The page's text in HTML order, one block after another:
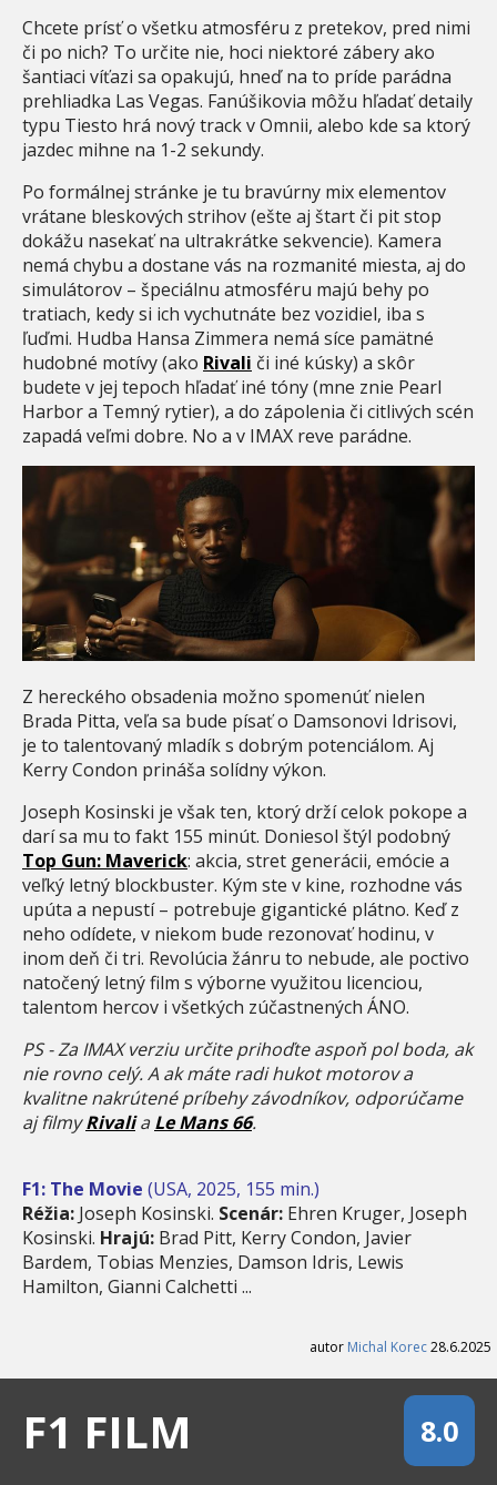
Chcete prísť o všetku atmosféru z pretekov, pred nimi
či po nich? To určite nie, hoci niektoré zábery ako
šantiaci víťazi sa opakujú, hneď na to príde parádna
prehliadka Las Vegas. Fanúšikovia môžu hľadať detaily
typu Tiesto hrá nový track v Omnii, alebo kde sa ktorý
jazdec mihne na 1-2 sekundy.
Po formálnej stránke je tu bravúrny mix elementov
vrátane bleskových strihov (ešte aj štart či pit stop
dokážu nasekať na ultrakrátke sekvencie). Kamera
nemá chybu a dostane vás na rozmanité miesta, aj do
simulátorov – špeciálnu atmosféru majú behy po
tratiach, kedy si ich vychutnáte bez vozidiel, iba s
ľuďmi. Hudba Hansa Zimmera nemá síce pamätné
hudobné motívy (ako Rivali či iné kúsky) a skôr
budete v jej tepoch hľadať iné tóny (mne znie Pearl
Harbor a Temný rytier), a do zápolenia či citlivých scén
zapadá veľmi dobre. No a v IMAX reve parádne.
Z hereckého obsadenia možno spomenúť nielen
Brada Pitta, veľa sa bude písať o Damsonovi Idrisovi,
je to talentovaný mladík s dobrým potenciálom. Aj
Kerry Condon prináša solídny výkon.
Joseph Kosinski je však ten, ktorý drží celok pokope a
darí sa mu to fakt 155 minút. Doniesol štýl podobný
Top Gun: Maverick: akcia, stret generácii, emócie a
veľký letný blockbuster. Kým ste v kine, rozhodne vás
upúta a nepustí – potrebuje gigantické plátno. Keď z
neho odídete, v niekom bude rezonovať hodinu, v
inom deň či tri. Revolúcia žánru to nebude, ale poctivo
natočený letný film s výborne využitou licenciou,
talentom hercov i všetkých zúčastnených ÁNO.
PS - Za IMAX verziu určite prihoďte aspoň pol boda, ak
nie rovno celý. A ak máte radi hukot motorov a
kvalitne nakrútené príbehy závodníkov, odporúčame
aj filmyRivaliaLe Mans 66.
F1: The Movie (USA, 2025, 155 min.)
Réžia: Joseph Kosinski. Scenár: Ehren Kruger, Joseph
Kosinski. Hrajú: Brad Pitt, Kerry Condon, Javier
Bardem, Tobias Menzies, Damson Idris, Lewis
Hamilton, Gianni Calchetti ...
autor Michal Korec28.6.2025
8.0
F1 FILM